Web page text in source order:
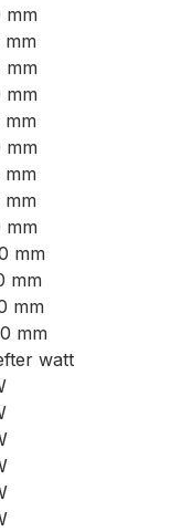
mm
mm
mm
mm
mm
mm
mm
mm
mm
mm
mm
mm
mm
watt